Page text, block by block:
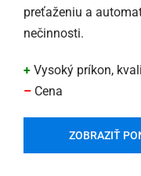
preťaženiu a
nečinnosti.
+ Vysoký príkon,
– Cena
ZOBRAZIŤ